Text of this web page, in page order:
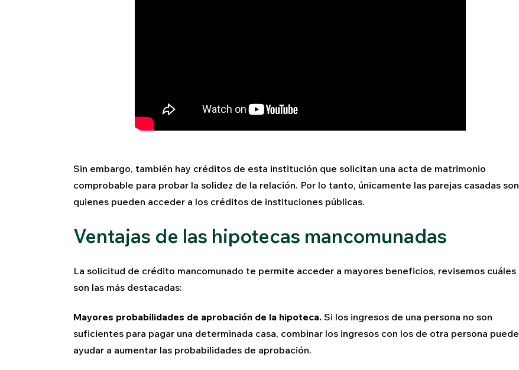
Sin embargo, también hay créditos de esta institución que solicitan una acta de matrimonio
comprobable para probar la solidez de la relación. Por lo tanto, únicamente las parejas casadas son
quienes pueden acceder a los créditos de instituciones públicas.
Ventajas de las hipotecas mancomunadas
La solicitud de crédito mancomunado te permite acceder a mayores beneficios, revisemos cuáles
son las más destacadas:
Mayores probabilidades de aprobación de la hipoteca. Si los ingresos de una persona no son
suficientes para pagar una determinada casa, combinar los ingresos con los de otra persona puede
ayudar a aumentar las probabilidades de aprobación.